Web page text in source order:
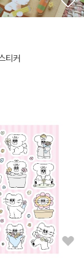
티커